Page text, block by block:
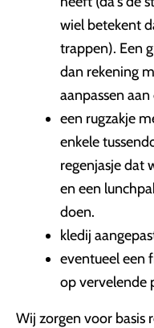
wiel betekent
trappen). Een
dan rekening
aanpassen
een rugzakje
enkele
regenjasje dat
en een
doen.
kledij
eventueel een
op vervelende
Wij zorgen voor basis